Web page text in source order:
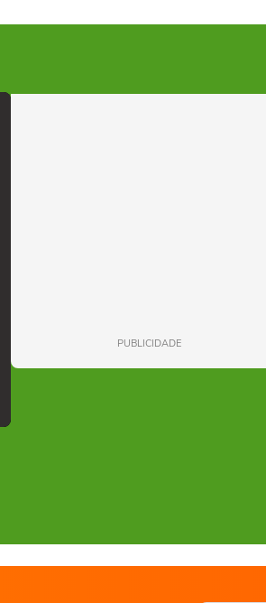
PUBLICIDADE